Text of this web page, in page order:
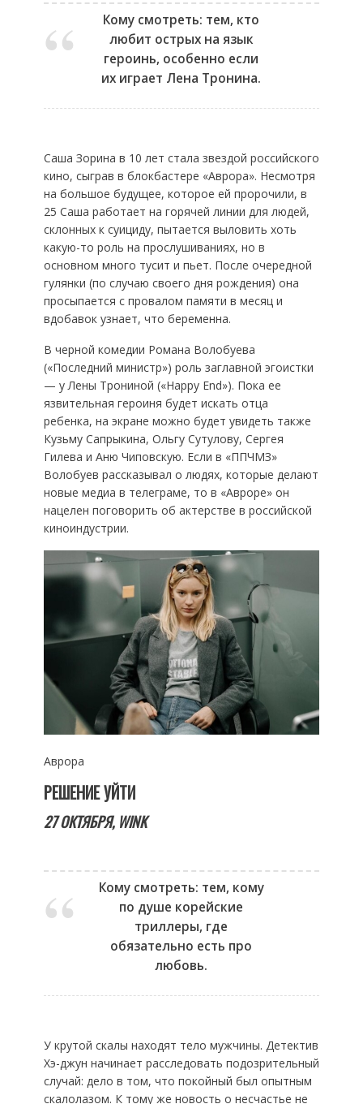
Кому смотреть: тем, кто
любит острых на язык
героинь, особенно если
их играет Лена Тронина.
Саша Зорина в 10 лет стала звездой российского
кино, сыграв в блокбастере «Аврора». Несмотря
на большое будущее, которое ей пророчили, в
25 Саша работает на горячей линии для людей,
склонных к суициду, пытается выловить хоть
какую-то роль на прослушиваниях, но в
основном много тусит и пьет. После очередной
гулянки (по случаю своего дня рождения) она
просыпается с провалом памяти в месяц и
вдобавок узнает, что беременна.
В черной комедии Романа Волобуева
(«Последний министр») роль заглавной эгоистки
— у Лены Трониной («Happy End»). Пока ее
язвительная героиня будет искать отца
ребенка, на экране можно будет увидеть также
Кузьму Сапрыкина, Ольгу Сутулову, Сергея
Гилева и Аню Чиповскую. Если в «ППЧМЗ»
Волобуев рассказывал о людях, которые делают
новые медиа в телеграме, то в «Авроре» он
нацелен поговорить об актерстве в российской
киноиндустрии.
Аврора
РЕШЕНИЕ УЙТИ
27 ОКТЯБРЯ, WINK
Кому смотреть: тем, кому
по душе корейские
триллеры, где
обязательно есть про
любовь.
У крутой скалы находят тело мужчины. Детектив
Хэ-джун начинает расследовать подозрительный
случай: дело в том, что покойный был опытным
скалолазом. К тому же новость о несчастье не